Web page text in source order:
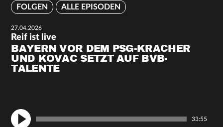
FOLGEN ALLE EPISODEN
27.04.2026
Reif ist live
BAYERN VOR DEM PSG-KRACHER
UND KOVAC SETZT AUF BVB-
TALENTE
33:55